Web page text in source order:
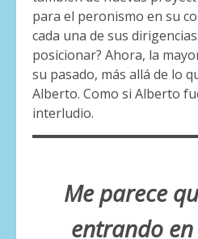
para el peronismo en su
cada una de sus
posicionar? Ahora, la
su pasado, más allá de lo
Alberto. Como si Alberto
interludio.
Me parece
entrando